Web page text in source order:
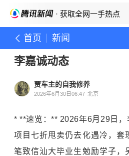
· 获取全网一手热点
首页 新闻
李嘉诚动态
贾车主的自我修养
2026年6月30日06:47 北京
* **速览：** 2026年6月29日，
项目七折甩卖仍去化遇冷，套
笔致信汕大毕业生勉励学子，